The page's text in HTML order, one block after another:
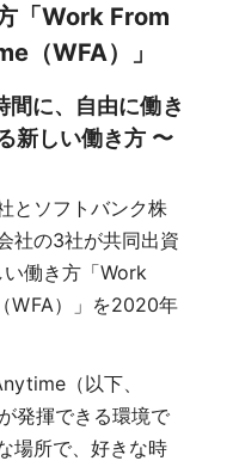
「Work From
（WFA）」
間に、自由に働き
新しい働き方 〜
とソフトバンク株
社の3社が共同出資
働き方「Work
WFA）」を2020年
（以下、
発揮できる環境で
場所で、好きな時